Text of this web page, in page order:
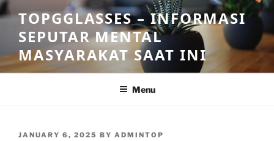
Skip
to
content
TOPGGLASSES – INFORMASI
SEPUTAR MENTAL
MASYARAKAT SAAT INI
Menu
POSTED
JANUARY 6, 2025 BY ADMINTOP